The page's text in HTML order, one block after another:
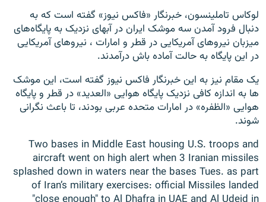
لوکاس تاملینسون، خبرنگار «فاکس نیوز» گفته است که به
دنبال فرود آمدن سه موشک ایران در آبهای نزدیک به پایگاه‌های
میزبان نیروهای آمریکایی در قطر و امارات ، نیروهای آمریکایی
در این پایگاه به حالت آماده باش درآمدند.
یک مقام نیز به این خبرنگار فاکس نیوز گفته است، این موشک
ها به اندازه کافی نزدیک پایگاه هوایی «العدید» در قطر و پایگاه
هوایی «الظفره» در امارات متحده عربی بودند، تا باعث نگرانی
شوند.
Two bases in Middle East housing U.S. troops and
aircraft went on high alert when 3 Iranian missiles
splashed down in waters near the bases Tues. as part
of Iran’s military exercises: official Missiles landed